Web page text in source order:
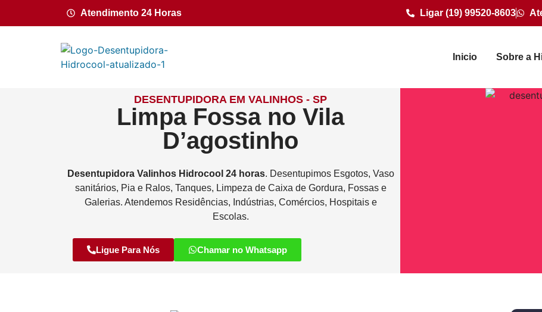
Atendimento 24 Horas Ligar (19) 99520-8603
Inicio Sobre a
DESENTUPIDORA EM VALINHOS - SP
Limpa Fossa no Vila
D’agostinho
Desentupidora Valinhos Hidrocool 24 horas. Desentupimos Esgotos, Vaso
sanitários, Pia e Ralos, Tanques, Limpeza de Caixa de Gordura, Fossas e
Galerias. Atendemos Residências, Indústrias, Comércios, Hospitais e
Escolas.
Ligue Para Nós Chamar no Whatsapp